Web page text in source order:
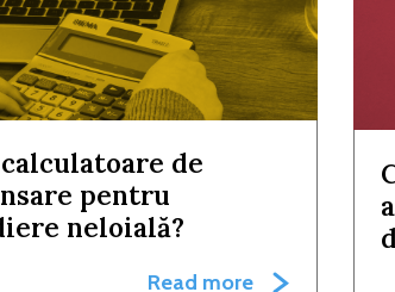
de
pentru
neloială?
Read more